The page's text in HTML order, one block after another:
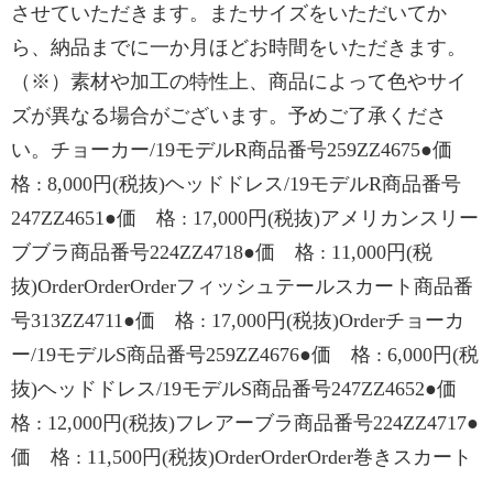
させていただきます。またサイズをいただいてか
ら、納品までに一か月ほどお時間をいただきます。
（※）素材や加工の特性上、商品によって色やサイ
ズが異なる場合がございます。予めご了承くださ
い。チョーカー/19モデルR商品番号259ZZ4675●価
格 : 8,000円(税抜)ヘッドドレス/19モデルR商品番号
247ZZ4651●価 格 : 17,000円(税抜)アメリカンスリー
ブブラ商品番号224ZZ4718●価 格 : 11,000円(税
抜)OrderOrderOrderフィッシュテールスカート商品番
号313ZZ4711●価 格 : 17,000円(税抜)Orderチョーカ
ー/19モデルS商品番号259ZZ4676●価 格 : 6,000円(税
抜)ヘッドドレス/19モデルS商品番号247ZZ4652●価
格 : 12,000円(税抜)フレアーブラ商品番号224ZZ4717●
価 格 : 11,500円(税抜)OrderOrderOrder巻きスカート